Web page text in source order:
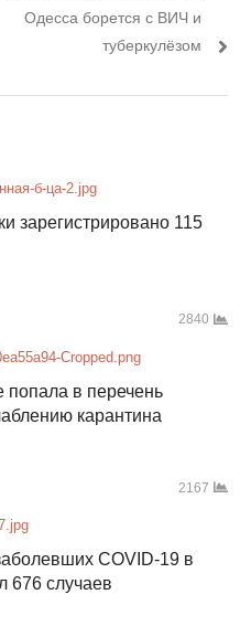
Одесса борется с ВИЧ и
туберкулёзом
зарегистрировано 115
2840
попала в перечень
карантина
2167
COVID-19 в
676 случаев